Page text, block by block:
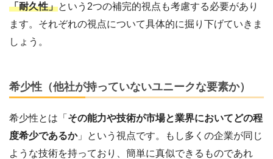
「耐久性」という2つの補完的視点も考慮する必要があり
ます。それぞれの視点について具体的に掘り下げていきま
しょう。
希少性（他社が持っていないユニークな要素か）
希少性とは「 その能力や技術が市場と業界においてどの程
度希少であるか」という視点です。もし多くの企業が同じ
ような技術を持っており、簡単に真似できるものであれ